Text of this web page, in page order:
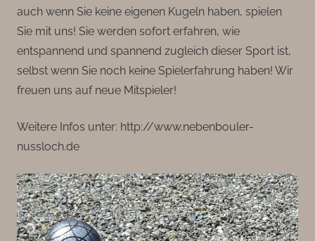
auch wenn Sie keine eigenen Kugeln haben, spielen
Sie mit uns! Sie werden sofort erfahren, wie
entspannend und spannend zugleich dieser Sport ist,
selbst wenn Sie noch keine Spielerfahrung haben! Wir
freuen uns auf neue Mitspieler!
Weitere Infos unter: http://www.nebenbouler-
nussloch.de